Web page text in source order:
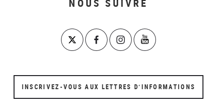
INSCRIVEZ-VOUS AUX LETTRES D’INFORMATIONS